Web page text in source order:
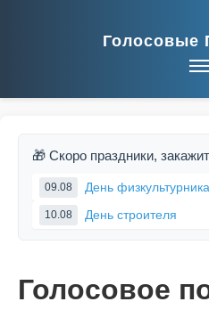
Голосовые
🎁 Скоро праздники,
09.08 День физкультурника
10.08 День строителя
Голосовое